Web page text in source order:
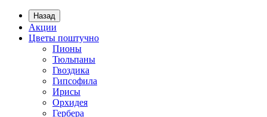
Назад
Акции
Цветы поштучно
Пионы
Тюльпаны
Гвоздика
Гипсофила
Ирисы
Орхидея
Гербера